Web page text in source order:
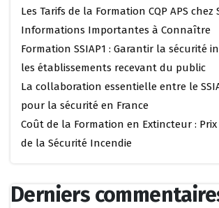
Les Tarifs de la Formation CQP APS chez
Informations Importantes à Connaître
Formation SSIAP1 : Garantir la sécurité
les établissements recevant du public
La collaboration essentielle entre le
pour la sécurité en France
Coût de la Formation en Extincteur :
de la Sécurité Incendie
Derniers